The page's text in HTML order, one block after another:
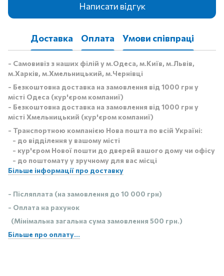
Написати відгук
Доставка Оплата Умови співпраці
- Самовивіз з наших філій у м.Одеса, м.Київ, м.Львів,
м.Харків, м.Хмельницький, м.Чернівці
- Безкоштовна доставка на замовлення від 1000 грн у
місті Одеса (кур'єром компаниї)
- Безкоштовна доставка на замовлення від 1000 грн у
місті Хмельницький (кур'єром компаниї)
- Транспортною компанією Нова пошта по всій Україні:
- до відділення у вашому місті
- кур'єром Нової пошти до дверей вашого дому чи офісу
- до поштомату у зручному для вас місці
Більше інформації про доставку
- Післяплата (на замовлення до 10 000 грн)
- Оплата на рахунок
(Мінімальна загальна сума замовлення 500 грн.)
Більше про оплату...